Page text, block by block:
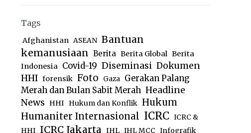
Tags
Afghanistan ASEAN Bantuan
kemanusiaan Berita Berita Global Berita
Indonesia Covid-19 Diseminasi Dokumen
HHI forensik Foto Gaza Gerakan Palang
Merah dan Bulan Sabit Merah Headline
News
HHI Hukum dan Konflik Hukum
Humaniter Internasional ICRC ICRC &
HHI ICRC Jakarta IHL IHL MCC Infografik